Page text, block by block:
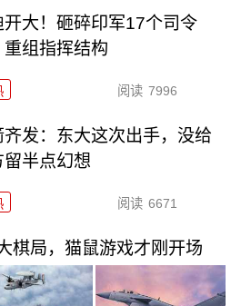
开大！砸碎印军17个司令
重组指挥结构
阅读 7996
齐发：东大这次出手，没给
留半点幻想
阅读 6671
棋局，猫鼠游戏才刚开场